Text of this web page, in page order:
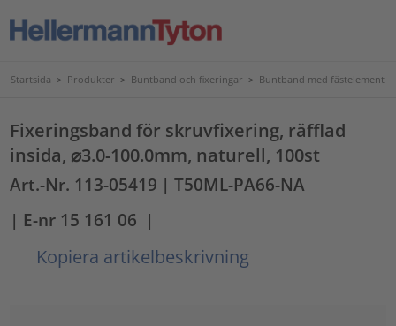
Startsida > Produkter > Buntband och fixeringar > Buntband med fästelement
Fixeringsband för skruvfixering, räfflad
insida, ⌀3.0-100.0mm, naturell, 100st
Art.-Nr. 113-05419 | T50ML-PA66-NA
| E-nr 15 161 06 |
Kopiera artikelbeskrivning